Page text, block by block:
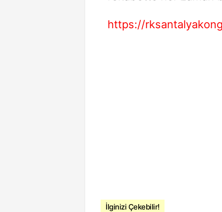
https://
İlginizi Çekebilir!